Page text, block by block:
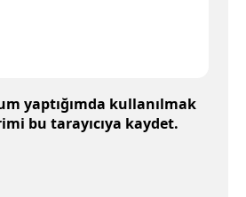
yaptığımda kullanılmak
bu tarayıcıya kaydet.